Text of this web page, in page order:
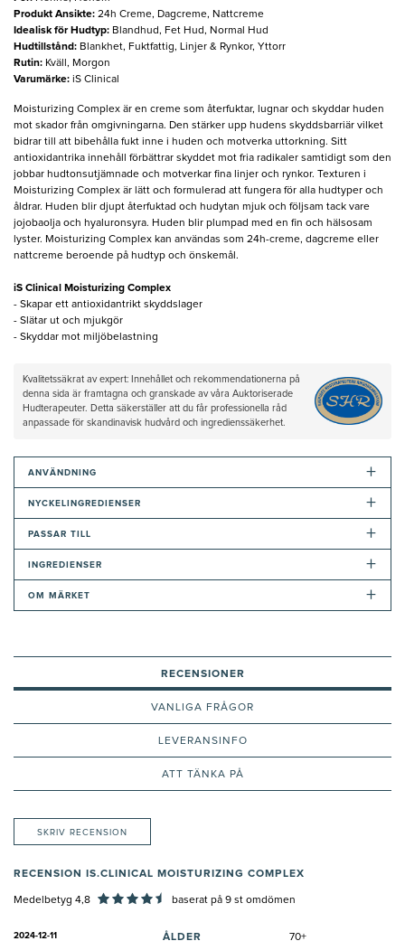
Produkt Ansikte: 24h Creme, Dagcreme, Nattcreme
Idealisk för Hudtyp: Blandhud, Fet Hud, Normal Hud
Hudtillstånd: Blankhet, Fuktfattig, Linjer & Rynkor, Yttorr
Rutin: Kväll, Morgon
Varumärke: iS Clinical
Moisturizing Complex är en creme som återfuktar, lugnar och skyddar huden
mot skador från omgivningarna. Den stärker upp hudens skyddsbarriär vilket
bidrar till att bibehålla fukt inne i huden och motverka uttorkning. Sitt
antioxidantrika innehåll förbättrar skyddet mot fria radikaler samtidigt som den
jobbar hudtonsutjämnade och motverkar fina linjer och rynkor. Texturen i
Moisturizing Complex är lätt och formulerad att fungera för alla hudtyper och
åldrar. Huden blir djupt återfuktad och hudytan mjuk och följsam tack vare
jojobaolja och hyaluronsyra. Huden blir plumpad med en fin och hälsosam
lyster. Moisturizing Complex kan användas som 24h-creme, dagcreme eller
nattcreme beroende på hudtyp och önskemål.
iS Clinical Moisturizing Complex
- Skapar ett antioxidantrikt skyddslager
- Slätar ut och mjukgör
- Skyddar mot miljöbelastning
Kvalitetssäkrat av expert: Innehållet och rekommendationerna på
denna sida är framtagna och granskade av våra Auktoriserade
Hudterapeuter. Detta säkerställer att du får professionella råd
anpassade för skandinavisk hudvård och ingredienssäkerhet.
ANVÄNDNING +
NYCKELINGREDIENSER +
PASSAR TILL +
INGREDIENSER +
OM MÄRKET +
RECENSIONER
VANLIGA FRÅGOR
LEVERANSINFO
ATT TÄNKA PÅ
SKRIV RECENSION
RECENSION IS.CLINICAL MOISTURIZING COMPLEX
Medelbetyg 4,8 baserat på 9 st omdömen
2024-12-11 ÅLDER 70+